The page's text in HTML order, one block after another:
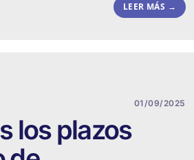
LEER MÁS →
01/09/2025
los plazos